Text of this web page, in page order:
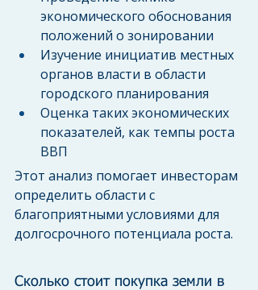
экономического обоснования
положений о зонировании
Изучение инициатив местных
органов власти в области
городского планирования
Оценка таких экономических
показателей, как темпы роста
ВВП
Этот анализ помогает инвесторам
определить области с
благоприятными условиями для
долгосрочного потенциала роста.
Сколько стоит покупка земли в